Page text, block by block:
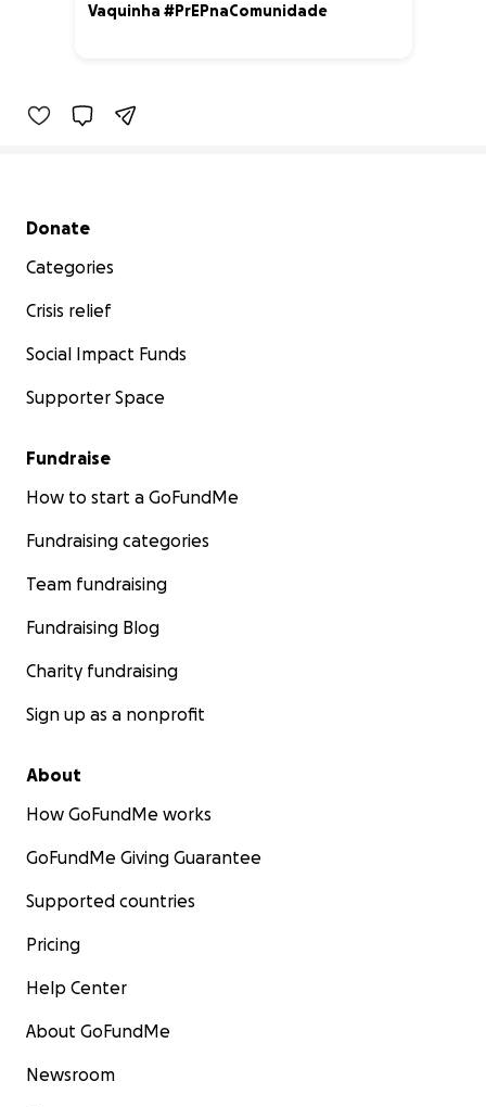
Vaquinha #PrEPnaComunidade
Secondary menu
Donate
Categories
Crisis relief
Social Impact Funds
Supporter Space
Fundraise
How to start a GoFundMe
Fundraising categories
Team fundraising
Fundraising Blog
Charity fundraising
Sign up as a nonprofit
About
How GoFundMe works
GoFundMe Giving Guarantee
Supported countries
Pricing
Help Center
About GoFundMe
Newsroom